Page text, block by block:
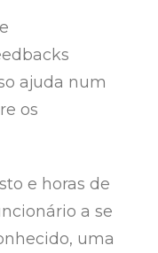
ajuda num
os
e horas de
a se
uma